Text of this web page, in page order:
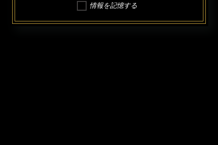
情報を記憶する